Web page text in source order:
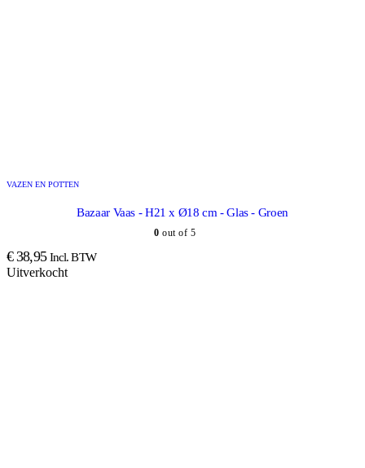
VAZEN EN POTTEN
Bazaar Vaas - H21 x Ø18 cm - Glas - Groen
0 out of 5
€38,95 Incl. BTW
Uitverkocht